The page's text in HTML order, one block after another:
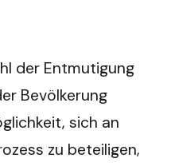
der Entmutigung
Bevölkerung
sich an
zu beteiligen,